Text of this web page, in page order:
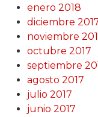
enero 2018
diciembre
noviembre
octubre 2017
septiembre
agosto 2017
julio 2017
junio 2017